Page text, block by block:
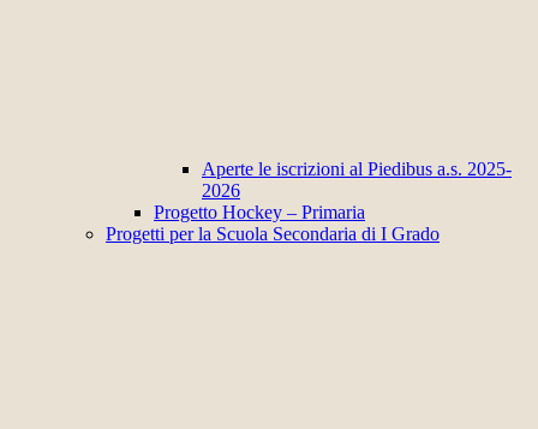
Aperte le iscrizioni al Piedibus a.s. 2025-
2026
Progetto Hockey – Primaria
Progetti per la Scuola Secondaria di I Grado